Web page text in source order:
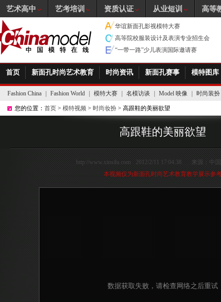
华谊新面孔影视模特大赛
高等院校服装设计及表演专业招生会
“一带一路”少儿表演国际邀请赛
首页 新面孔时尚艺术教育 时尚资讯 新面孔赛事 模特图库
Fashion China Fashion World 模特大赛 名模访谈 Model 映像 时尚装扮
您的位置： 首页 > 模特视频 > 时尚妆扮 > 高跟鞋的美丽欲望
高跟鞋的美丽欲望
http://www.xinsilu.com 2012/2/11 17:04:38 来源： 中
本视频仅为新面孔时尚艺术教育教学展示参
艺术高中 艺考培训 资质认证 从业短训 高等